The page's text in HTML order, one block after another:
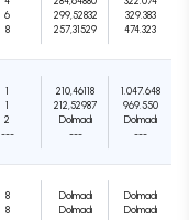
6
8
299,52832
257,31529
329.383
474.323
1
1
2
---
210,46118
212,52987
Dolmadı
---
1.047.648
969.550
Dolmadı
---
8
8
Dolmadı
Dolmadı
Dolmadı
Dolmadı